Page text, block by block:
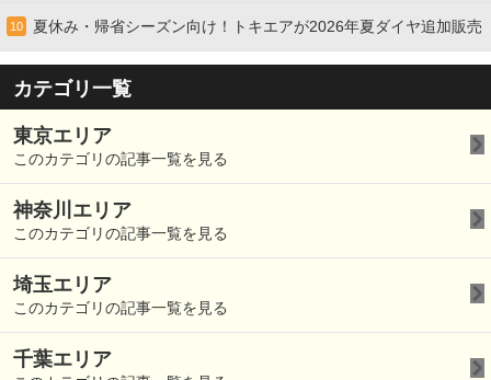
10 夏休み・帰省シーズン向け！トキエアが2026年夏ダイヤ追加販売
カテゴリ一覧
東京エリア
このカテゴリの記事一覧を見る
神奈川エリア
このカテゴリの記事一覧を見る
埼玉エリア
このカテゴリの記事一覧を見る
千葉エリア